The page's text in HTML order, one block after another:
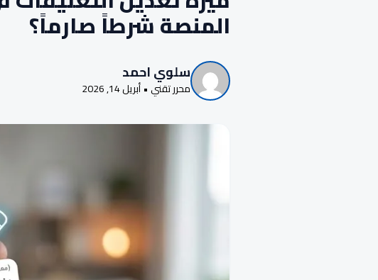
المنصة شرطاً صارماً؟
سلوي احمد
محرر تقني • أبريل 14, 2026